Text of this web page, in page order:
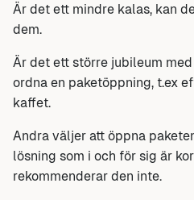
Är det ett mindre kalas, kan
dem.
Är det ett större jubileum
ordna en paketöppning, t.ex
kaffet.
Andra väljer att öppna
lösning som i och för sig är
rekommenderar den inte.